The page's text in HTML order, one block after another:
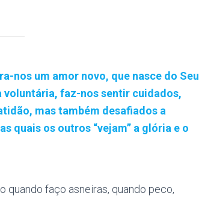
nos um amor novo, que nasce do Seu
voluntária, faz-nos sentir cuidados,
mas também desafiados a
quais os outros “vejam” a glória e o
quando faço asneiras, quando peco,